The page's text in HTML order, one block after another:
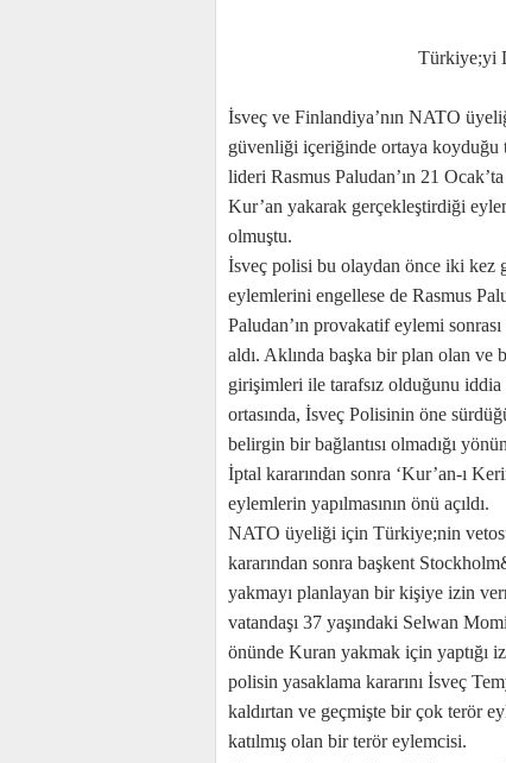
Türkiye;yi Dışlama
İsveç ve Finlandiya’nın NATO
güvenliği içeriğinde ortaya koyduğu
lideri Rasmus Paludan’ın 21
Kur’an yakarak gerçekleştirdiği
olmuştu.
İsveç polisi bu olaydan önce iki kez
eylemlerini engellese de Rasmus
Paludan’ın provakatif eylemi
aldı. Aklında başka bir plan olan ve
girişimleri ile tarafsız olduğunu
ortasında, İsveç Polisinin öne
belirgin bir bağlantısı olmadığı
İptal kararından sonra ‘Kur’an-ı
eylemlerin yapılmasının önü açıldı.
NATO üyeliği için Türkiye;nin
kararından sonra başkent
yakmayı planlayan bir kişiye izin
vatandaşı 37 yaşındaki Selwan
önünde Kuran yakmak için yaptığı
polisin yasaklama kararını İsveç
kaldırtan ve geçmişte bir çok terör
katılmış olan bir terör eylemcisi.